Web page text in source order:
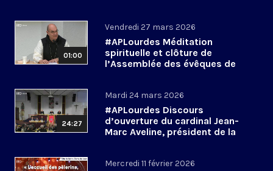
01:00
Vendredi 27 mars 2026
#APLourdes Méditation
spirituelle et clôture de
l’Assemblée des évêques de
24:27
Mardi 24 mars 2026
#APLourdes Discours
d’ouverture du cardinal Jean-
Marc Aveline, président de la
Mercredi 11 février 2026